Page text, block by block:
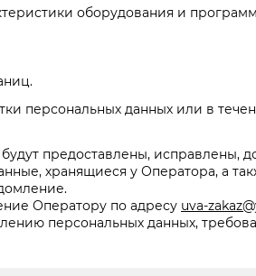
оборудования и
персональных данных или в
предоставлены, исправлены,
хранящиеся у Оператора, а
Оператору по адресу uva-
персональных данных,